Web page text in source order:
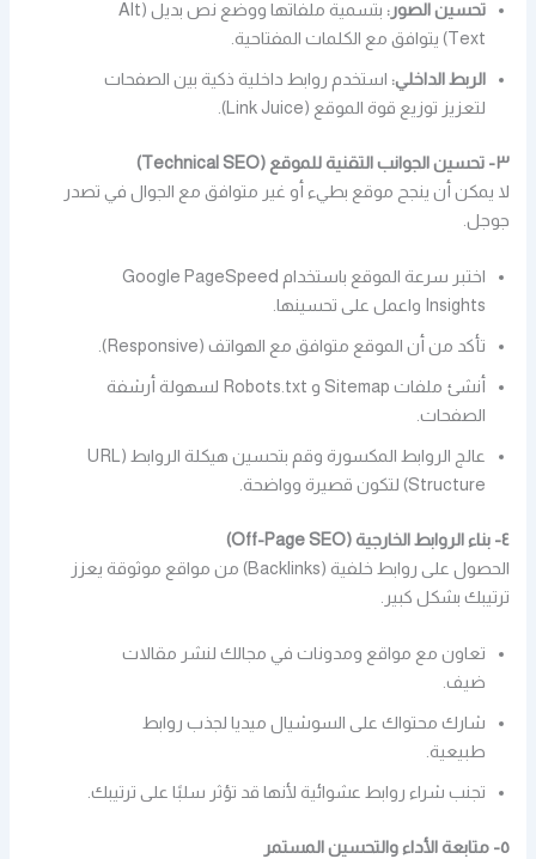
تحسين الصور:
بتسمية ملفاتها ووضع نص بديل (Alt
Text) يتوافق مع الكلمات المفتاحية.
الربط الداخلي: استخدم روابط داخلية ذكية بين الصفحات
لتعزيز توزيع قوة الموقع (Link Juice).
٣- تحسين الجوانب التقنية للموقع (Technical SEO)
لا يمكن أن ينجح موقع بطيء أو غير متوافق مع الجوال في تصدر
جوجل.
اختبر سرعة الموقع باستخدام Google PageSpeed
Insights واعمل على تحسينها.
تأكد من أن الموقع متوافق مع الهواتف (Responsive).
أنشئ ملفات Sitemap و Robots.txt لسهولة أرشفة
الصفحات.
عالج الروابط المكسورة وقم بتحسين هيكلة الروابط (URL
Structure) لتكون قصيرة وواضحة.
٤- بناء الروابط الخارجية (Off-Page SEO)
الحصول على روابط خلفية (Backlinks) من مواقع موثوقة يعزز
ترتيبك بشكل كبير.
تعاون مع مواقع ومدونات في مجالك لنشر مقالات
ضيف.
شارك محتواك على السوشيال ميديا لجذب روابط
طبيعية.
تجنب شراء روابط عشوائية لأنها قد تؤثر سلبًا على ترتيبك.
٥- متابعة الأداء والتحسين المستمر